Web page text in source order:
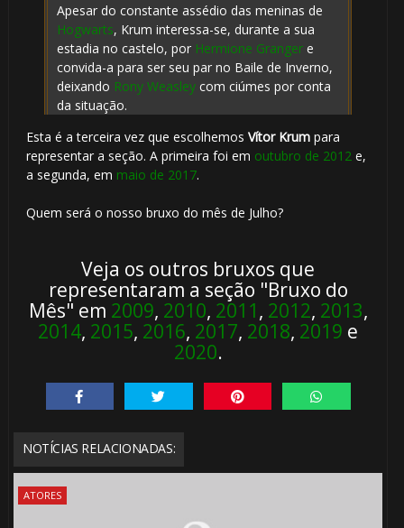
Apesar do constante assédio das meninas de
Hogwarts, Krum interessa-se, durante a sua
estadia no castelo, por Hermione Grangere
convida-a para ser seu par no Baile de Inverno,
deixando Rony Weasleycom ciúmes por conta
da situação.
Esta é a terceira vez que escolhemos Vítor Krumpara
representar a seção. A primeira foi em outubro de 2012 e,
a segunda, em maio de 2017.
Quem será o nosso bruxo do mês de Julho?
Veja os outros bruxos que
representaram a seção "Bruxo do
Mês" em 2009, 2010, 2011, 2012, 2013,
2014, 2015, 2016, 2017, 2018, 2019 e
2020.
NOTÍCIAS RELACIONADAS:
ATORES
🎈🎂
1️⃣ 8️⃣